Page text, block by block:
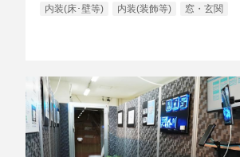
内装(床･壁等)
内装(装飾等) 窓・玄関